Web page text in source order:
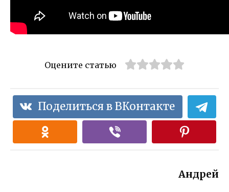
Оцените статью
Поделиться в ВКонтакте
Андрей